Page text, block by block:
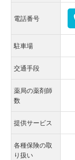
電話番号
駐車場
交通手段
薬局の薬剤師
数
提供サービス
各種保険の取
り扱い